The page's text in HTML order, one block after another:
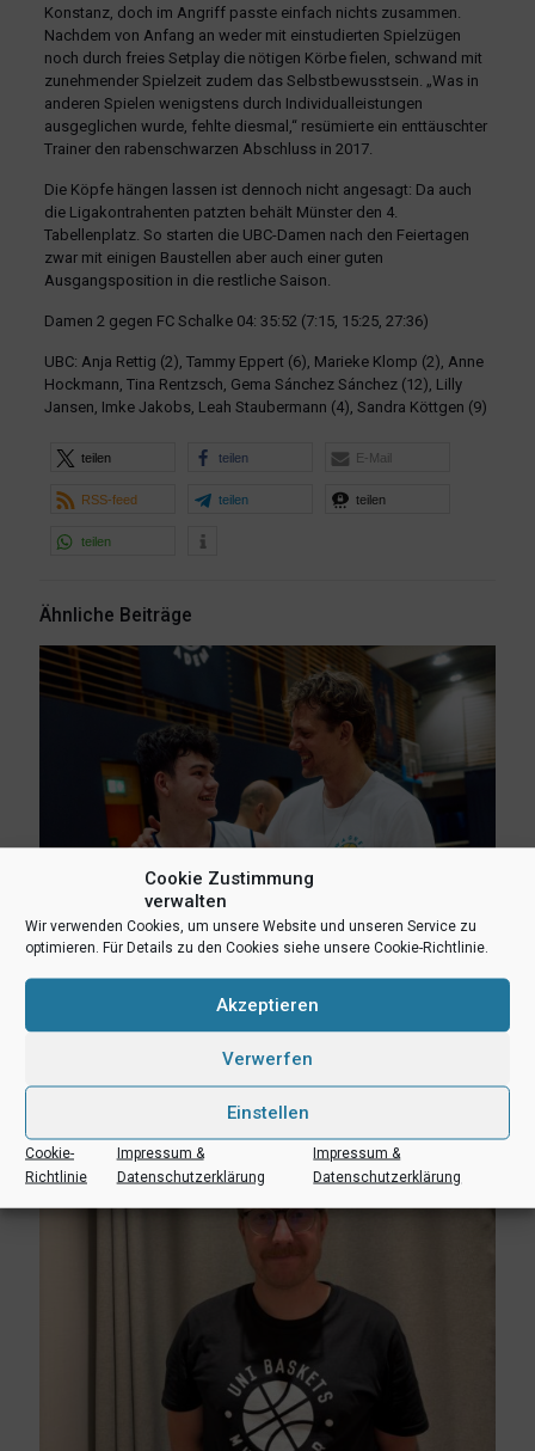
Cookie Zustimmung
verwalten
Wir verwenden Cookies, um unsere Website und unseren Service zu
optimieren. Für Details zu den Cookies siehe unsere Cookie-Richtlinie.
Akzeptieren
Verwerfen
Einstellen
Cookie-
Richtlinie
Impressum &
Datenschutzerklärung
Impressum &
Datenschutzerklärung
Konstanz, doch im Angriff passte einfach nichts zusammen.
Nachdem von Anfang an weder mit einstudierten Spielzügen
noch durch freies Setplay die nötigen Körbe fielen, schwand mit
zunehmender Spielzeit zudem das Selbstbewusstsein. „Was in
anderen Spielen wenigstens durch Individualleistungen
ausgeglichen wurde, fehlte diesmal,“ resümierte ein enttäuschter
Trainer den rabenschwarzen Abschluss in 2017.
Die Köpfe hängen lassen ist dennoch nicht angesagt: Da auch
die Ligakontrahenten patzten behält Münster den 4.
Tabellenplatz. So starten die UBC-Damen nach den Feiertagen
zwar mit einigen Baustellen aber auch einer guten
Ausgangsposition in die restliche Saison.
Damen 2 gegen FC Schalke 04: 35:52 (7:15, 15:25, 27:36)
UBC: Anja Rettig (2), Tammy Eppert (6), Marieke Klomp (2), Anne
Hockmann, Tina Rentzsch, Gema Sánchez Sánchez (12), Lilly
Jansen, Imke Jakobs, Leah Staubermann (4), Sandra Köttgen (9)
teilen teilen E-Mail
RSS-feed teilen teilen
teilen
Ähnliche Beiträge